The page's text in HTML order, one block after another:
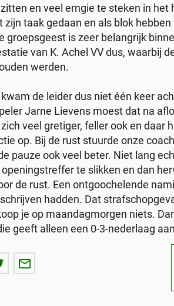
en veel erngie te steken in het
zijn taak gedaan en als blok
groepsgeest is zeer belangrijk
van K. Achel VV dus, waarbij
werden.
de leider dus niet één keer
Jarne Lievens moest dat na
veel gretiger, feller ook en daar
op. Bij de rust stuurde onze
pauze ook veel beter. Niet lang
te slikken en dan
de rust. Een ontgoochelende
hadden. Dat
je op maandagmorgen niets.
geeft alleen een 0-3-nederlaag